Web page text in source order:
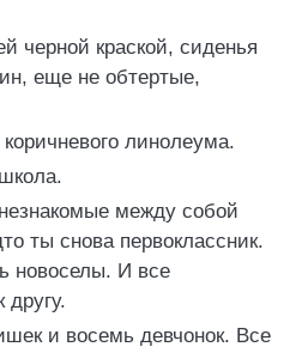
черной краской, сиденья
еще не обтертые,
линолеума.
между собой
ты снова первоклассник.
новоселы. И все
другу.
и восемь девчонок. Все